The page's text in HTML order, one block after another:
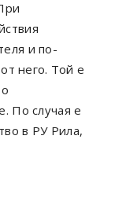
и по-
него. Той е
По случая е
в РУ Рила,